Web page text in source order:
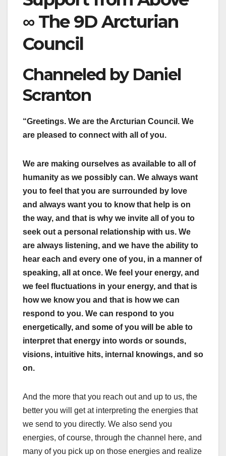
∞ The 9D Arcturian
Council
Channeled by Daniel
Scranton
“Greetings. We are the Arcturian Council. We
are pleased to connect with all of you.
We are making ourselves as available to all of
humanity as we possibly can. We always want
you to feel that you are surrounded by love
and always want you to know that help is on
the way, and that is why we invite all of you to
seek out a personal relationship with us. We
are always listening, and we have the ability to
hear each and every one of you, in a manner of
speaking, all at once. We feel your energy, and
we feel fluctuations in your energy, and that is
how we know you and that is how we can
respond to you. We can respond to you
energetically, and some of you will be able to
interpret that energy into words or sounds,
visions, intuitive hits, internal knowings, and so
on.
And the more that you reach out and up to us, the
better you will get at interpreting the energies that
we send to you directly. We also send you
energies, of course, through the channel here, and
many of you pick up on those energies and realize